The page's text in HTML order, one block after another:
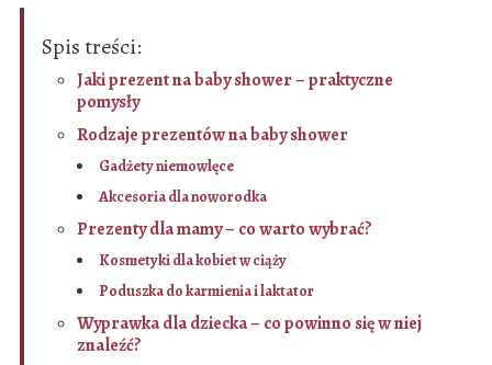
Spis treści:
Jaki prezent na baby shower – praktyczne
pomysły
Rodzaje prezentów na baby shower
Gadżety niemowlęce
Akcesoria dla noworodka
Prezenty dla mamy – co warto wybrać?
Kosmetyki dla kobiet w ciąży
Poduszka do karmienia i laktator
Wyprawka dla dziecka – co powinno się w niej
znaleźć?